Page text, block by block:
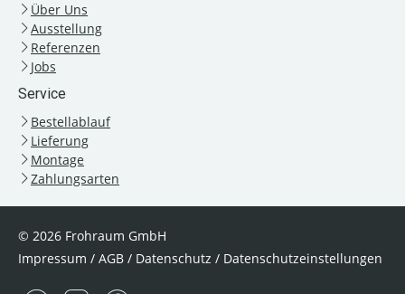
Über Uns
Ausstellung
Referenzen
Jobs
Service
Bestellablauf
Lieferung
Montage
Zahlungsarten
© 2026 Frohraum GmbH
Impressum / AGB / Datenschutz / Datenschutzeinstellungen